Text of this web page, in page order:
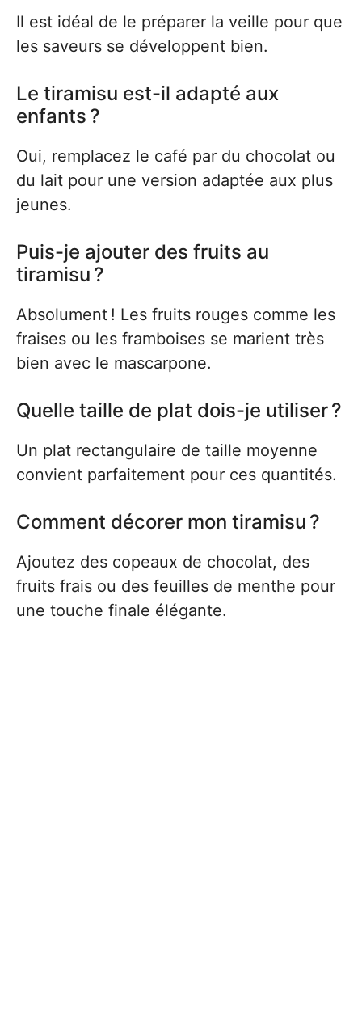
Il est idéal de le préparer la veille pour que
les saveurs se développent bien.
Le tiramisu est-il adapté aux
enfants ?
Oui, remplacez le café par du chocolat ou
du lait pour une version adaptée aux plus
jeunes.
Puis-je ajouter des fruits au
tiramisu ?
Absolument ! Les fruits rouges comme les
fraises ou les framboises se marient très
bien avec le mascarpone.
Quelle taille de plat dois-je utiliser ?
Un plat rectangulaire de taille moyenne
convient parfaitement pour ces quantités.
Comment décorer mon tiramisu ?
Ajoutez des copeaux de chocolat, des
fruits frais ou des feuilles de menthe pour
une touche finale élégante.